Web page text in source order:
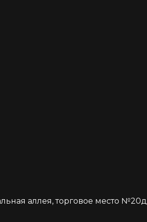
аллея, торговое место №20д